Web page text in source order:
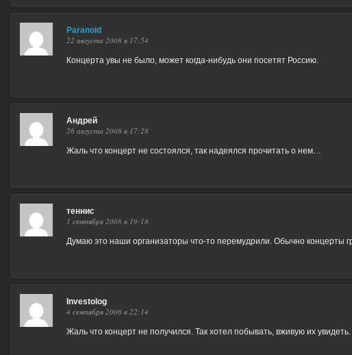
Paranoid
22 августа 2008 в 17:54
Концерта увы не было, может когда-нибудь они посетят Россию.
Андрей
26 августа 2008 в 17:28
Жаль что концерт не состоялся, так надеялся прочитать о нем…
теннис
1 сентября 2008 в 19:18
Думаю это наши организаторы что-то перемудрили. Обычно концерты
Investolog
4 сентября 2008 в 22:14
Жаль что концерт не получился. Так хотел побывать, вживую их увидеть.